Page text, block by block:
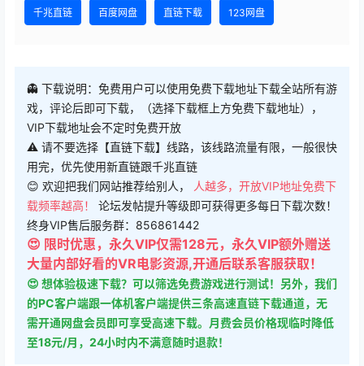
千兆直链 百度网盘 直链下载 123网盘
👻 下载说明：免费用户可以使用免费下载地址下载全站所有游
戏，评论后即可下载，（选择下载框上方免费下载地址），
VIP下载地址会不定时免费开放
⚠ 请不要选择【直链下载】线路，该线路流量有限，一般很快
用完，优先使用新直链跟千兆直链
😊 欢迎把我们网站推荐给别人，
人越多，开放VIP地址免费下
载频率越高！ 论坛发帖提升等级即可获得更多每日下载次数！
终身VIP售后服务群：856861442
😍 限时优惠，永久VIP仅需128元，永久VIP额外赠送
大量内部好看的VR电影资源,开通后联系客服获取！
😍 想体验极速下载？可以筛选免费游戏进行测试！另外，我们
的PC客户端跟一体机客户端提供三条高速直链下载通道，无
需开通网盘会员即可享受高速下载。月费会员价格现临时降低
至18元/月，24小时内不满意随时退款！